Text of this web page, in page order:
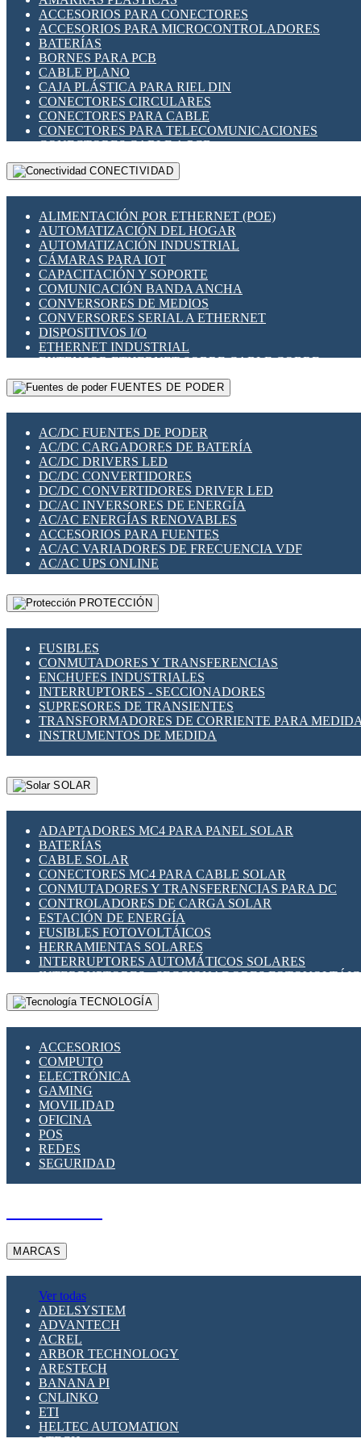
INDICADORES PARA PANEL
INTERFACES DE RELÉ
INTERRUPTORES FIN DE CARRERA
LLAVES CONMUTADORAS
MEDIDORES DE ENERGÍA Y TC'S DE CORRIENTE
MOTORES PASO A PASO
PANTALLAS HMI
PLC -CONTROLADORES LÓGICO PROGRAMABLES
PROGRAMADORES DE HORARIO
RELÉS DE PROTECCIÓN
SENSORES CAPACITIVOS
SENSORES INDUCTIVOS
TEMPORIZADORES
VARIACS
VARIADORES DE FRECUENCIA [VDF]
SECCIONADORES - INTERRUPTORES
MAQUINARIA
ACCESORIOS PARA CONECTORES
ACCESORIOS PARA MICROCONTROLADORES
BATERÍAS
BORNES PARA PCB
CABLE PLANO
CAJA PLÁSTICA PARA RIEL DIN
CONECTORES CIRCULARES
CONECTORES PARA CABLE
CONECTORES PARA TELECOMUNICACIONES
CONECTORES CABLE A PCB
CONECTORES PCB A CABLE
DIP SWITCHES
HERRAMIENTAS VARIAS
ILUMINACIÓN LED
INTERRUPTORES REED
INTERFACES DE RELÉ
OTROS RELÉS
PROTECCIÓN TÉRMICA
RELÉS AUTOMOTRICES
RELÉS DE SEÑAL
RELÉS DE ESTADO SÓLIDO SSR
RELÉS INDUSTRIALES
RELÉS MINIATURA DE POTENCIA
SENSORES MAGNÉTICOS
SWITCH Y MICROSWITCH
TARJETAS PI
UNIÓN Y DERIVACIÓN DE CABLE
CONECTIVIDAD
ALIMENTACIÓN POR ETHERNET (POE)
AUTOMATIZACIÓN DEL HOGAR
AUTOMATIZACIÓN INDUSTRIAL
CÁMARAS PARA IOT
CAPACITACIÓN Y SOPORTE
COMUNICACIÓN BANDA ANCHA
CONVERSORES DE MEDIOS
CONVERSORES SERIAL A ETHERNET
DISPOSITIVOS I/O
ETHERNET INDUSTRIAL
EXTENSOR ETHERNET SOBRE CABLE COBRE
GATEWAY LORAWAN
GESTIÓN DE REDES
PLACAS MODULARES IOT
SWITCHES Y REDES WIFI
SOLUCIONES IOT
SOLUCIONES LORAWAN
SOLUCIONES RED CELULAR
SEGURIDAD PARA REDES
SWITCHES LAN
TELEFONÍA IP (VOIP)
VIGILANCIA IP (CCTV)
MESHTASTIC
FUENTES DE PODER
AC/DC FUENTES DE PODER
AC/DC CARGADORES DE BATERÍA
AC/DC DRIVERS LED
DC/DC CONVERTIDORES
DC/DC CONVERTIDORES DRIVER LED
DC/AC INVERSORES DE ENERGÍA
AC/AC ENERGÍAS RENOVABLES
ACCESORIOS PARA FUENTES
AC/AC VARIADORES DE FRECUENCIA VDF
AC/AC UPS ONLINE
PROTECCIÓN
FUSIBLES
CONMUTADORES Y TRANSFERENCIAS
ENCHUFES INDUSTRIALES
INTERRUPTORES - SECCIONADORES
SUPRESORES DE TRANSIENTES
TRANSFORMADORES DE CORRIENTE PARA
INSTRUMENTOS DE MEDIDA
SOLAR
ADAPTADORES MC4 PARA PANEL SOLAR
BATERÍAS
CABLE SOLAR
CONECTORES MC4 PARA CABLE SOLAR
CONMUTADORES Y TRANSFERENCIAS PARA DC
CONTROLADORES DE CARGA SOLAR
ESTACIÓN DE ENERGÍA
FUSIBLES FOTOVOLTÁICOS
HERRAMIENTAS SOLARES
INTERRUPTORES AUTOMÁTICOS SOLARES
INTERRUPTORES - SECCIONADORES
MONTAJE PANEL SOLAR
PORTA FUSIBLES Y SECCIONADORES
TECNOLOGÍA
ACCESORIOS
COMPUTO
ELECTRÓNICA
GAMING
MOVILIDAD
OFICINA
POS
REDES
SEGURIDAD
MARCAS
Ver todas
ADELSYSTEM
ADVANTECH
ACREL
ARBOR TECHNOLOGY
ARESTECH
BANANA PI
CNLINKO
ETI
HELTEC AUTOMATION
LTECH